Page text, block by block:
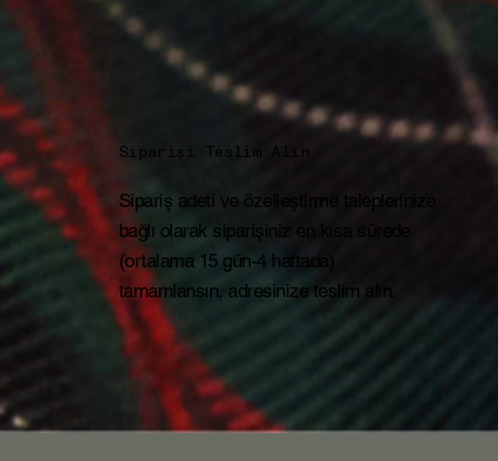
Siparişi Teslim Alın
Sipariş adeti ve özelleştirme taleplerinize
bağlı olarak siparişiniz en kısa sürede
(ortalama 15 gün-4 haftada)
tamamlansın, adresinize teslim alın.